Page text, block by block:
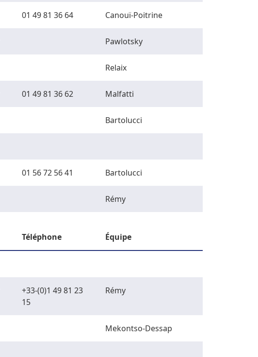
01 49 81 36 64 Canouï-Poitrine
Pawlotsky
Relaix
01 49 81 36 62 Malfatti
Bartolucci
01 56 72 56 41 Bartolucci
Rémy
Téléphone Équipe
+33-(0)1 49 81 23
15
Rémy
Mekontso-Dessap